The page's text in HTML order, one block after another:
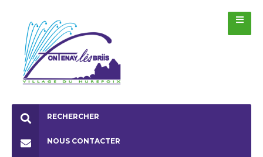
RECHERCHER
NOUS CONTACTER